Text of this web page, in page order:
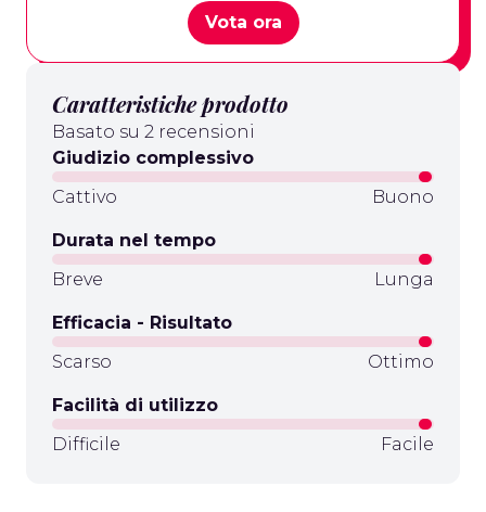
Vota ora
Caratteristiche prodotto
Basato su 2 recensioni
Giudizio complessivo
Cattivo
Buono
Durata nel tempo
Breve
Lunga
Efficacia - Risultato
Scarso
Ottimo
Facilità di utilizzo
Difficile
Facile